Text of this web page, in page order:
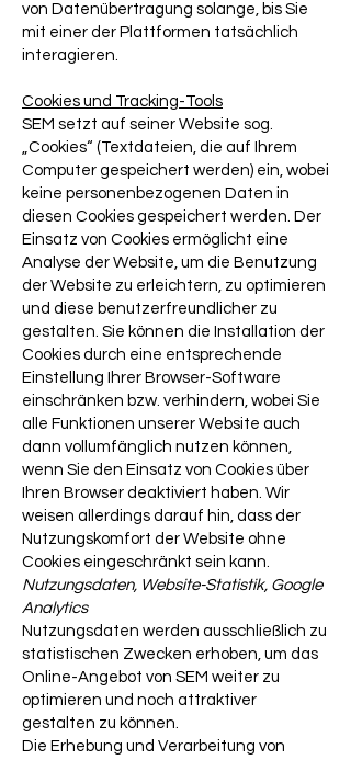
von Datenübertragung solange, bis Sie
mit einer der Plattformen tatsächlich
interagieren.
Cookies und Tracking-Tools
SEM setzt auf seiner Website sog.
„Cookies“ (Textdateien, die auf Ihrem
Computer gespeichert werden) ein, wobei
keine personenbezogenen Daten in
diesen Cookies gespeichert werden. Der
Einsatz von Cookies ermöglicht eine
Analyse der Website, um die Benutzung
der Website zu erleichtern, zu optimieren
und diese benutzerfreundlicher zu
gestalten. Sie können die Installation der
Cookies durch eine entsprechende
Einstellung Ihrer Browser-Software
einschränken bzw. verhindern, wobei Sie
alle Funktionen unserer Website auch
dann vollumfänglich nutzen können,
wenn Sie den Einsatz von Cookies über
Ihren Browser deaktiviert haben. Wir
weisen allerdings darauf hin, dass der
Nutzungskomfort der Website ohne
Cookies eingeschränkt sein kann.
Nutzungsdaten, Website-Statistik, Google
Analytics
Nutzungsdaten werden ausschließlich zu
statistischen Zwecken erhoben, um das
Online-Angebot von SEM weiter zu
optimieren und noch attraktiver
gestalten zu können.
Die Erhebung und Verarbeitung von